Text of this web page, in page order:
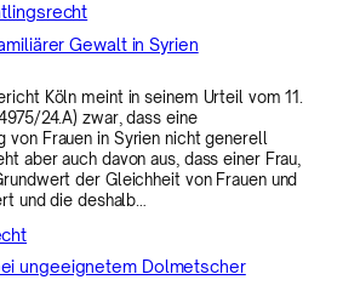
Gewalt in Syrien
Köln meint in seinem Urteil vom 11.
24.A) zwar, dass eine
von Frauen in Syrien nicht generell
aber auch davon aus, dass einer Frau,
der Gleichheit von Frauen und
und die deshalb…
ungeeignetem Dolmetscher